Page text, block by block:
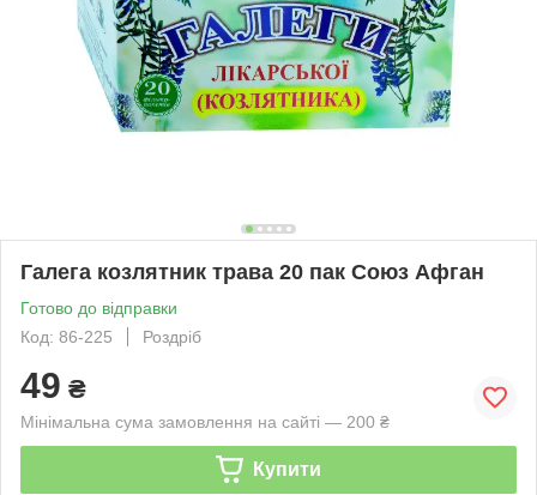
Галега козлятник трава 20 пак Союз Афган
Готово до відправки
Код: 86-225
Роздріб
49 ₴
Мінімальна сума замовлення на сайті — 200 ₴
Купити